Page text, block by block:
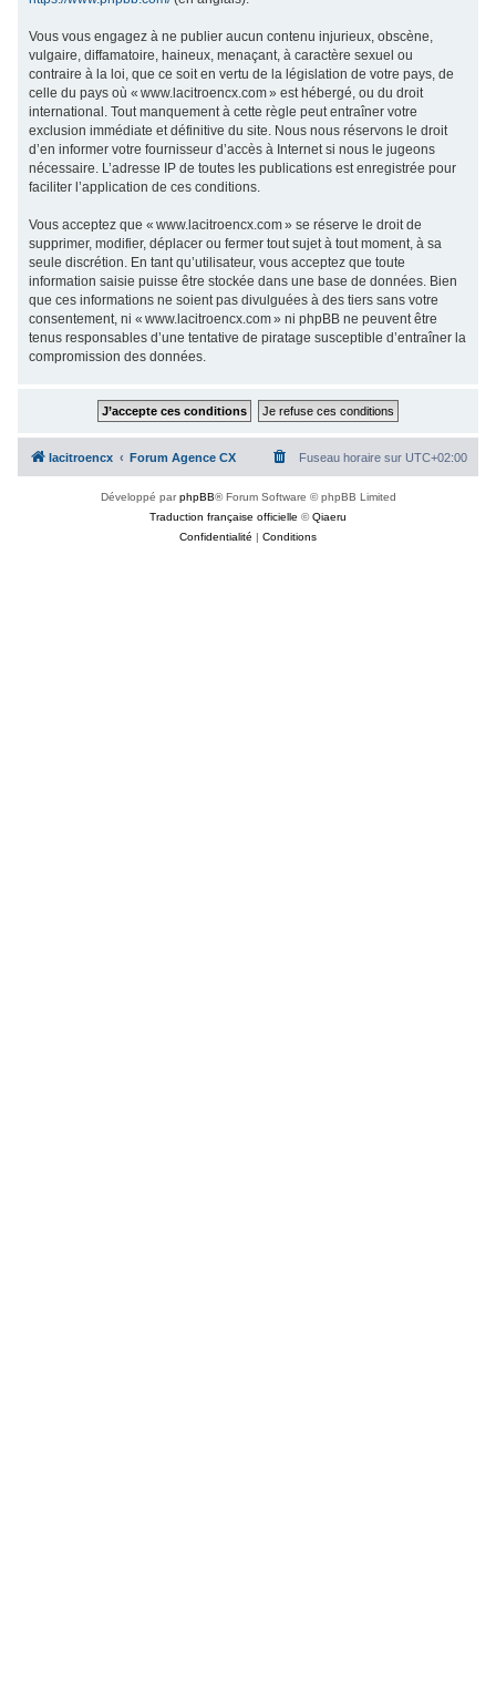
Vous vous engagez à ne publier aucun contenu injurieux, obscène,
vulgaire, diffamatoire, haineux, menaçant, à caractère sexuel ou
contraire à la loi, que ce soit en vertu de la législation de votre pays, de
celle du pays où « www.lacitroencx.com » est hébergé, ou du droit
international. Tout manquement à cette règle peut entraîner votre
exclusion immédiate et définitive du site. Nous nous réservons le droit
d’en informer votre fournisseur d’accès à Internet si nous le jugeons
nécessaire. L’adresse IP de toutes les publications est enregistrée pour
faciliter l’application de ces conditions.
Vous acceptez que « www.lacitroencx.com » se réserve le droit de
supprimer, modifier, déplacer ou fermer tout sujet à tout moment, à sa
seule discrétion. En tant qu’utilisateur, vous acceptez que toute
information saisie puisse être stockée dans une base de données. Bien
que ces informations ne soient pas divulguées à des tiers sans votre
consentement, ni « www.lacitroencx.com » ni phpBB ne peuvent être
tenus responsables d’une tentative de piratage susceptible d’entraîner la
compromission des données.
lacitroencx Forum Agence CX Fuseau horaire sur UTC+02:00
Développé parphpBB® Forum Software © phpBB Limited
Traduction française officielle ©Qiaeru
Confidentialité | Conditions